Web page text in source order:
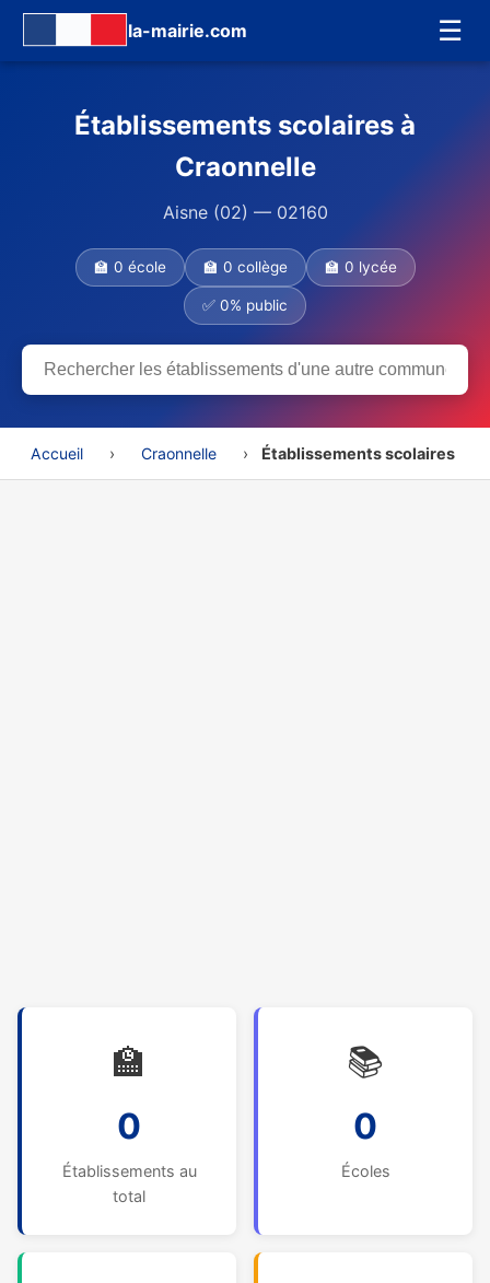
la-mairie.com ☰
Établissements scolaires à
Craonnelle
Aisne (02) — 02160
🏫 0 école 🏫 0 collège 🏫 0 lycée
✅ 0% public
Accueil › Craonnelle › Établissements scolaires
🏫
0
Établissements au
total
📚
0
Écoles